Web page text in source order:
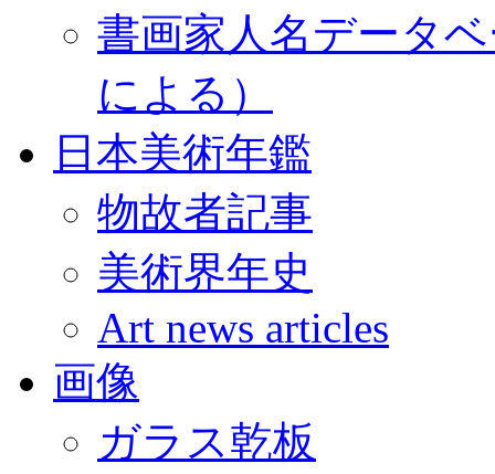
書画家人名データ
による）
日本美術年鑑
物故者記事
美術界年史
Art news articles
画像
ガラス乾板